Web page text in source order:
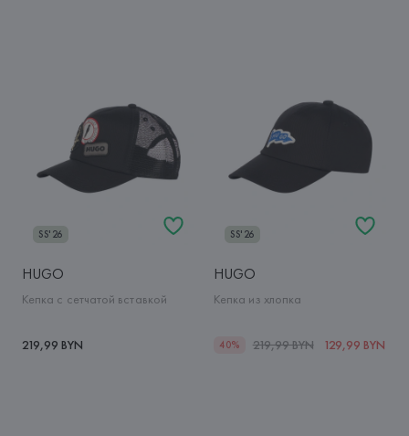
SS'26
HUGO
Кепка с сетчатой вставкой
219,99 BYN
SS'26
HUGO
Кепка из хлопка
40% 219,99 BYN 129,99 BYN